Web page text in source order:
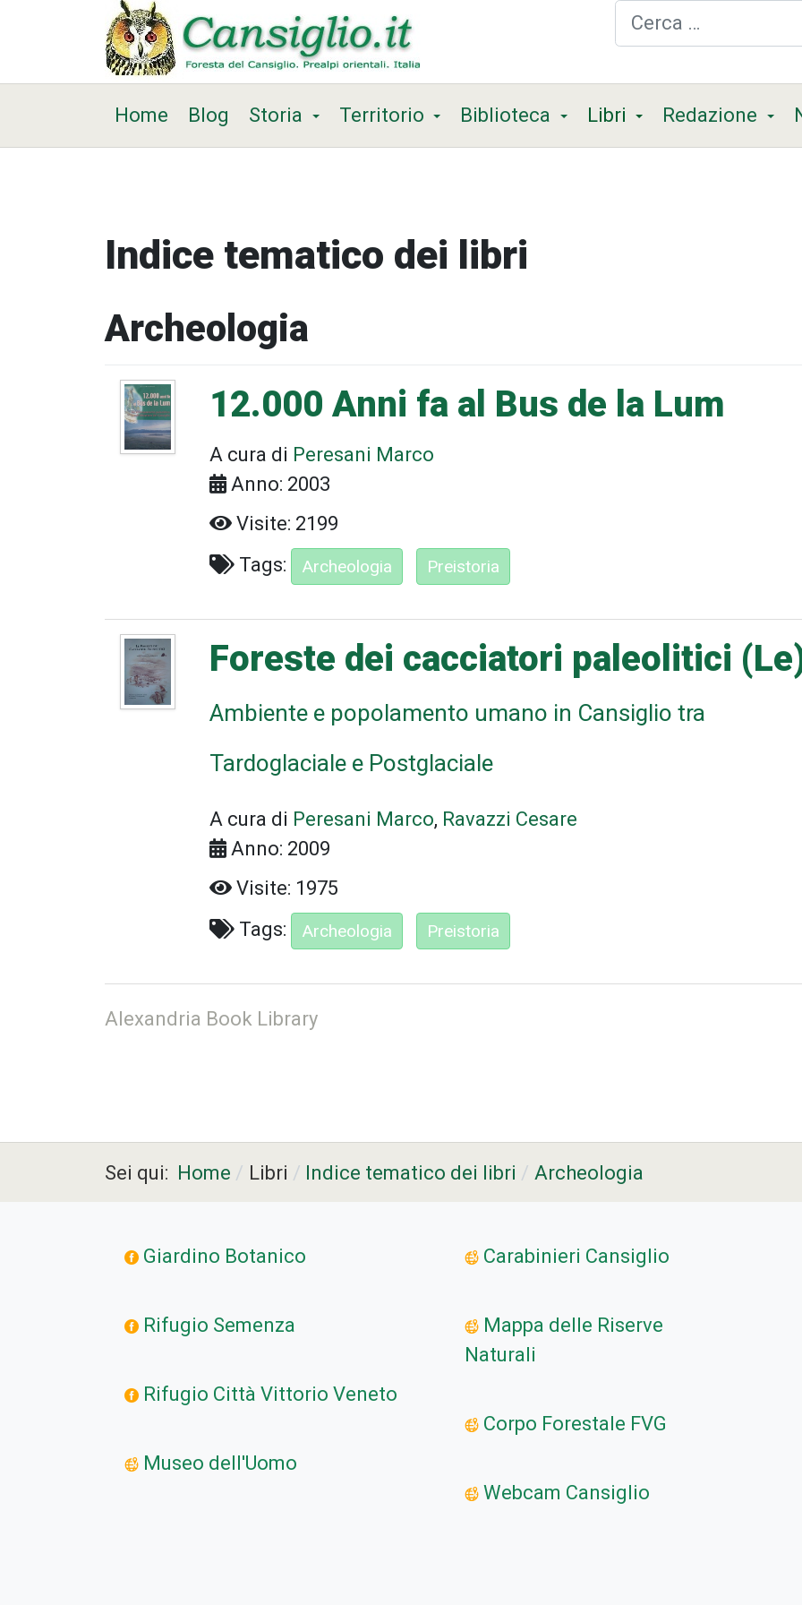
Cerca
Home Blog Storia Territorio Biblioteca Libri Redazione
Indice tematico dei libri
Archeologia
12.000 Anni fa al Bus de la Lum
A cura di Peresani Marco
Anno: 2003
Visite: 2199
Tags:
Archeologia Preistoria
Foreste dei cacciatori paleolitici
Ambiente e popolamento umano in Cansiglio tra
Tardoglaciale e Postglaciale
A cura di Peresani Marco, Ravazzi Cesare
Anno: 2009
Visite: 1975
Tags:
Archeologia Preistoria
Alexandria Book Library
Sei qui: Home Libri Indice tematico dei libri Archeologia
Giardino Botanico
Rifugio Semenza
Rifugio Città Vittorio Veneto
Museo dell'Uomo
Carabinieri Cansiglio
Mappa delle Riserve
Naturali
Corpo Forestale FVG
Webcam Cansiglio